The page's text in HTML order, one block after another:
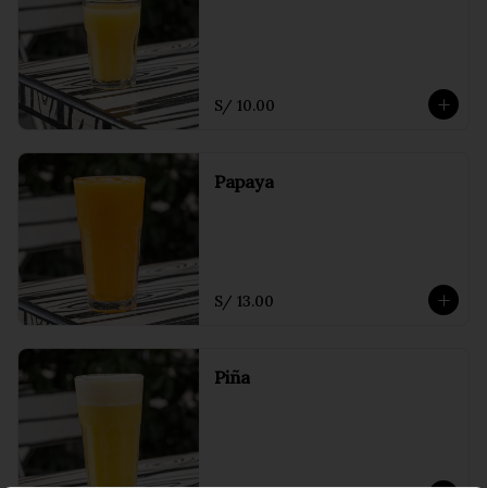
S/ 10.00
Papaya
S/ 13.00
Piña